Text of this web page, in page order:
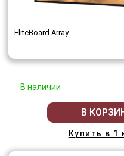
EliteBoard Array
В наличии
В
Купить в 1